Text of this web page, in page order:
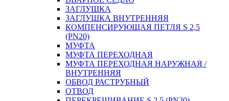
ЗАГЛУШКА
ЗАГЛУШКА ВНУТРЕННЯЯ
КОМПЕНСИРУЮЩАЯ ПЕТЛЯ S 2,5
(PN20)
МУФТА
МУФТА ПЕРЕХОДНАЯ
МУФТА ПЕРЕХОДНАЯ НАРУЖНАЯ /
ВНУТРЕННЯЯ
ОБВОД РАСТРУБНЫЙ
ОТВОД